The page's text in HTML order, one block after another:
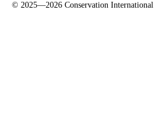
© 2025—2026 Conservation International